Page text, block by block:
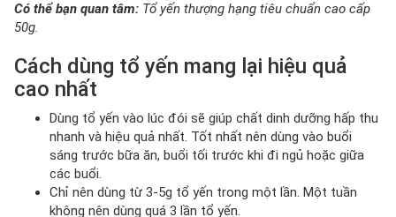
Có thể bạn quan tâm: Tổ yến thượng hạng tiêu chuẩn cao cấp
50g.
Cách dùng tổ yến mang lại hiệu quả
cao nhất
Dùng tổ yến vào lúc đói sẽ giúp chất dinh dưỡng hấp thu
nhanh và hiệu quả nhất. Tốt nhất nên dùng vào buổi
sáng trước bữa ăn, buổi tối trước khi đi ngủ hoặc giữa
các buổi.
Chỉ nên dùng từ 3-5g tổ yến trong một lần. Một tuần
không nên dùng quá 3 lần tổ yến.